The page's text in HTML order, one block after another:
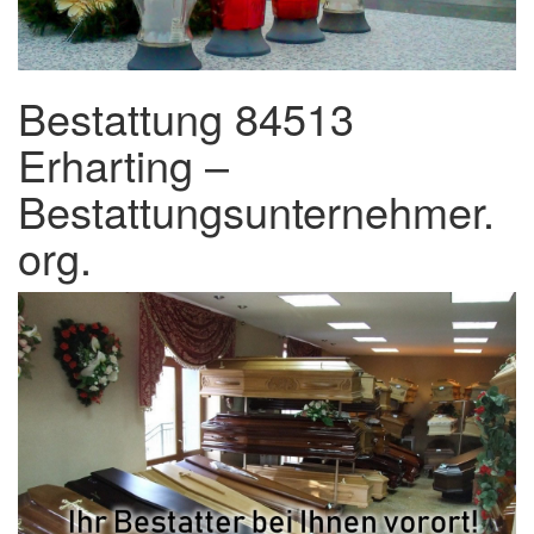
Bestattung 84513
Erharting –
Bestattungsunternehmer.
org.